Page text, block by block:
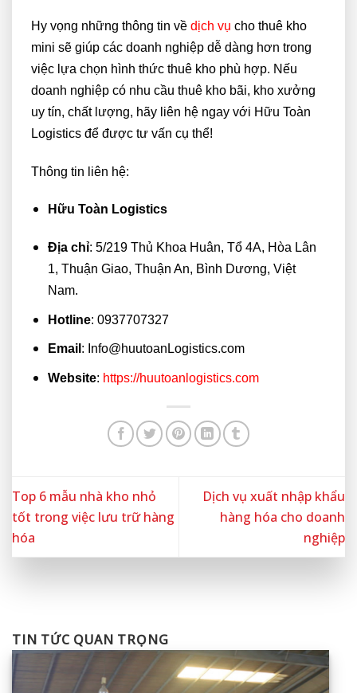
Hy vọng những thông tin về dịch vụ cho thuê kho
mini sẽ giúp các doanh nghiệp dễ dàng hơn trong
việc lựa chọn hình thức thuê kho phù hợp. Nếu
doanh nghiệp có nhu cầu thuê kho bãi, kho xưởng
uy tín, chất lượng, hãy liên hệ ngay với Hữu Toàn
Logistics để được tư vấn cụ thể!
Thông tin liên hệ:
Hữu Toàn Logistics
Địa chỉ: 5/219 Thủ Khoa Huân, Tổ 4A, Hòa Lân
1, Thuận Giao, Thuận An, Bình Dương, Việt
Nam.
Hotline: 0937707327
Email : Info@huutoanLogistics.com
Website: https://huutoanlogistics.com
Top 6 mẫu nhà kho nhỏ
tốt trong việc lưu trữ hàng
hóa
Dịch vụ xuất nhập khẩu
hàng hóa cho doanh
nghiệp
TIN TỨC QUAN TRỌNG